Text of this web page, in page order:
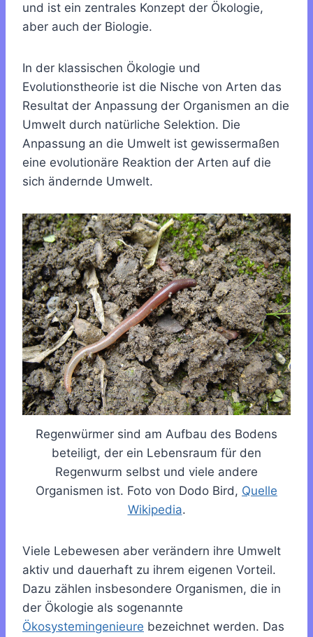
und ist ein zentrales Konzept der Ökologie,
aber auch der Biologie.
In der klassischen Ökologie und
Evolutionstheorie ist die Nische von Arten das
Resultat der Anpassung der Organismen an die
Umwelt durch natürliche Selektion. Die
Anpassung an die Umwelt ist gewissermaßen
eine evolutionäre Reaktion der Arten auf die
sich ändernde Umwelt.
Regenwürmer sind am Aufbau des Bodens
beteiligt, der ein Lebensraum für den
Regenwurm selbst und viele andere
Organismen ist. Foto von Dodo Bird, Quelle
Wikipedia.
Viele Lebewesen aber verändern ihre Umwelt
aktiv und dauerhaft zu ihrem eigenen Vorteil.
Dazu zählen insbesondere Organismen, die in
der Ökologie als sogenannte
Ökosystemingenieure bezeichnet werden. Das